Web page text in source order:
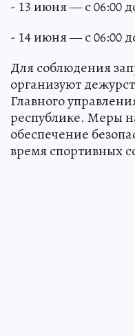
- 13 июня — с 06:00
- 14 июня — с 06:00
Для соблюдения
организуют
Главного
республике. Меры
обеспечение
время спортивных